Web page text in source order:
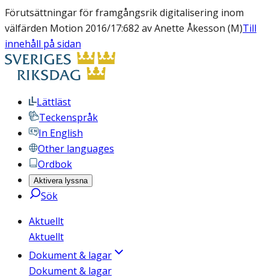
Förutsättningar för framgångsrik digitalisering inom
välfärden Motion 2016/17:682 av Anette Åkesson (M)Till
innehåll på sidan
Lättläst
Teckenspråk
In English
Other languages
Ordbok
Aktivera lyssna
Sök
Aktuellt
Aktuellt
Dokument & lagar
Dokument & lagar